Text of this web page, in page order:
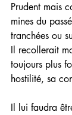
Prudent mais
mines du
tranchées ou
Il recollerait
toujours plus
hostilité, sa
Il lui faudra